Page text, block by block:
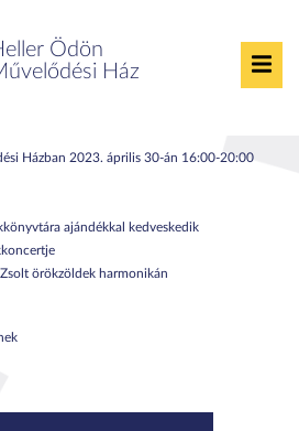
Ödön
Ház
Házban 2023. április 30-án 16:00-20:00
ajándékkal kedveskedik
örökzöldek harmonikán